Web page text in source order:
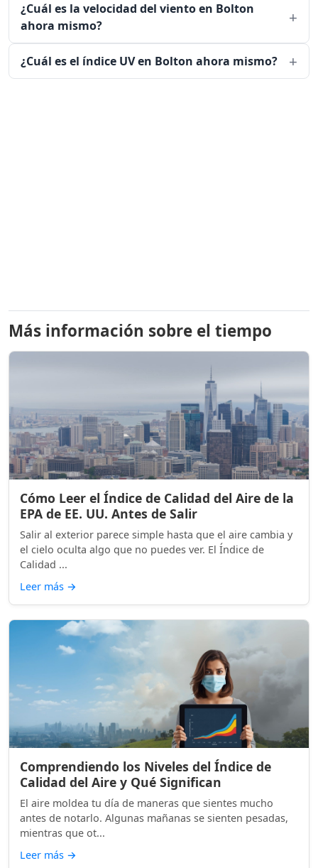
¿Cuál es la velocidad del viento en Bolton
ahora mismo?
¿Cuál es el índice UV en Bolton ahora mismo?
Más información sobre el tiempo
Cómo Leer el Índice de Calidad del Aire de la
EPA de EE. UU. Antes de Salir
Salir al exterior parece simple hasta que el aire cambia y
el cielo oculta algo que no puedes ver. El Índice de
Calidad ...
Leer más →
Comprendiendo los Niveles del Índice de
Calidad del Aire y Qué Significan
El aire moldea tu día de maneras que sientes mucho
antes de notarlo. Algunas mañanas se sienten pesadas,
mientras que ot...
Leer más →